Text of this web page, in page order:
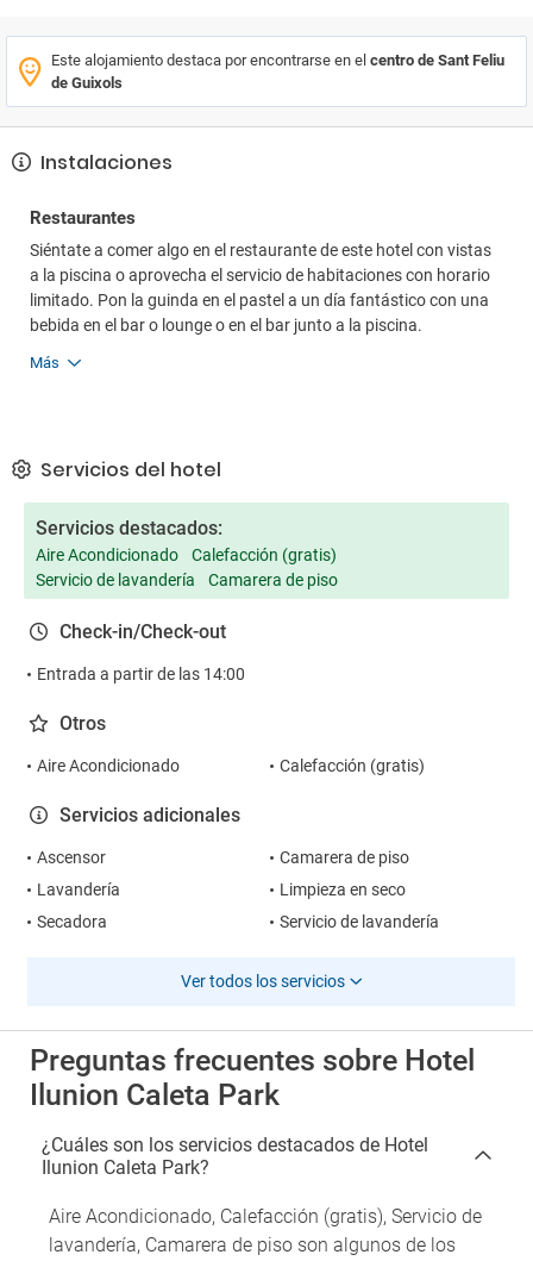
Este alojamiento destaca por encontrarse en el centro de Sant Feliu
de Guixols
Instalaciones
Restaurantes
Siéntate a comer algo en el restaurante de este hotel con vistas
a la piscina o aprovecha el servicio de habitaciones con horario
limitado. Pon la guinda en el pastel a un día fantástico con una
bebida en el bar o lounge o en el bar junto a la piscina.
Más
Servicios del hotel
Servicios destacados:
Aire Acondicionado
Calefacción (gratis)
Servicio de lavandería
Camarera de piso
Check-in/Check-out
Entrada a partir de las 14:00
Otros
Aire Acondicionado Calefacción (gratis)
Servicios adicionales
Ascensor
Camarera de piso
Lavandería
Limpieza en seco
Secadora
Servicio de lavandería
Ver todos los servicios
Preguntas frecuentes sobre Hotel
Ilunion Caleta Park
¿Cuáles son los servicios destacados de Hotel
Ilunion Caleta Park?
Aire Acondicionado, Calefacción (gratis), Servicio de
lavandería, Camarera de piso son algunos de los